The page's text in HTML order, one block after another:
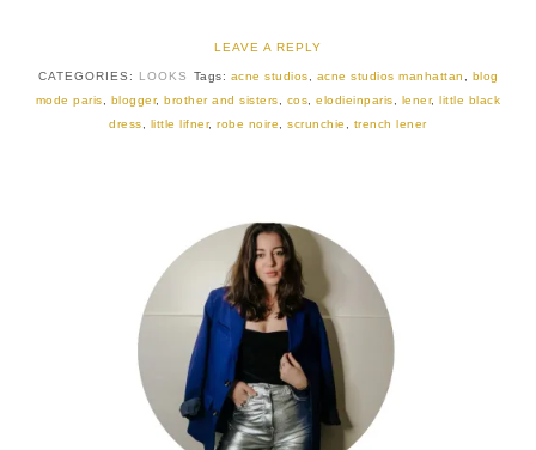
LEAVE A REPLY
CATEGORIES: LOOKS Tags: acne studios, acne studios manhattan , blog
mode paris, blogger,brother and sisters, cos,elodieinparis, lener,little black
dress, little lifner,robe noire,scrunchie , trench lener